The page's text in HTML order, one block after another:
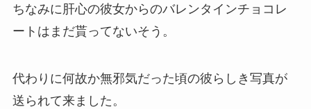
ちなみに肝心の彼女からのバレンタインチョコレ
ートはまだ貰ってないそう。
代わりに何故か無邪気だった頃の彼らしき写真が
送られて来ました。